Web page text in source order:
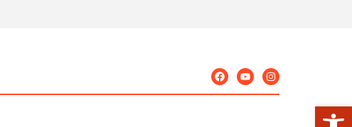
Abrir